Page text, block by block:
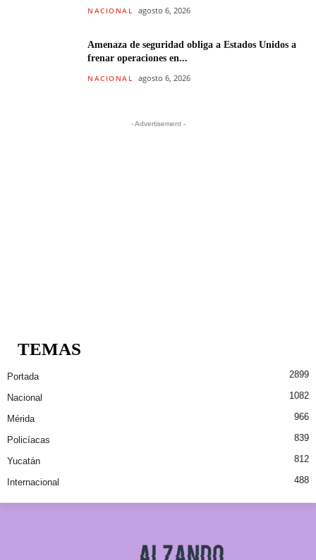
NACIONAL agosto 6, 2026
Amenaza de seguridad obliga a Estados Unidos a
frenar operaciones en...
NACIONAL agosto 6, 2026
- Advertisement -
TEMAS
Portada 2899
Nacional 1082
Mérida 966
Policíacas 839
Yucatán 812
Internacional 488